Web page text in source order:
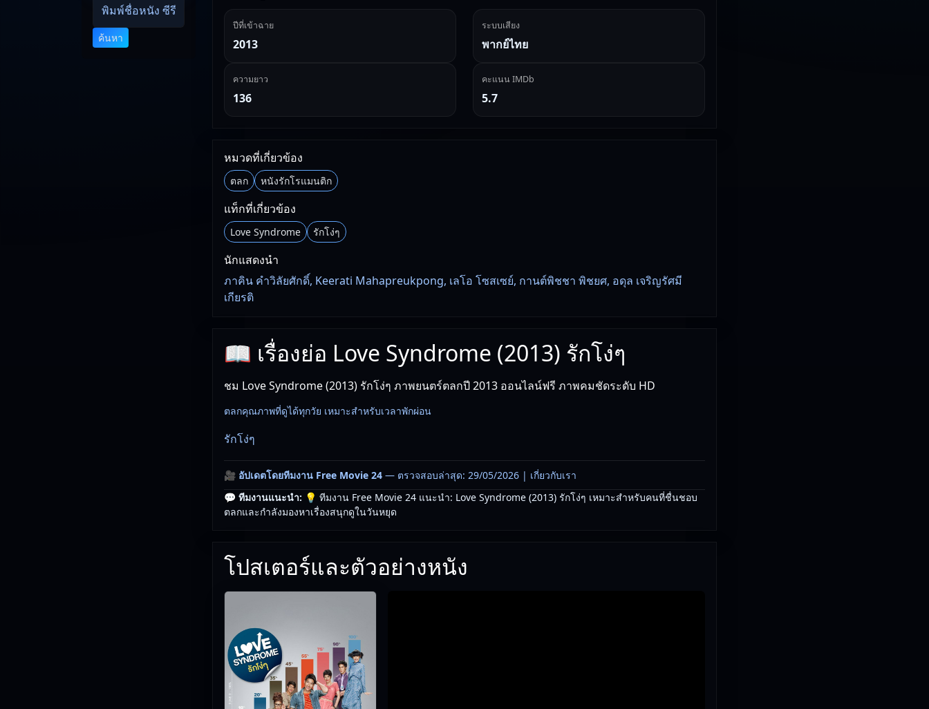
ค้นหา
ปีที่เข้าฉาย
2013
ระบบเสียง
พากย์ไทย
ความยาว
136
คะแนน IMDb
5.7
หมวดที่เกี่ยวข้อง
ตลก หนังรักโรแมนติก
แท็กที่เกี่ยวข้อง
Love Syndrome รักโง่ๆ
นักแสดงนำ
ภาคิน คำวิลัยศักดิ์, Keerati Mahapreukpong, เลโอ โซสเซย์, กานต์พิชชา พิชยศ, อดุล เจริญรัศมี
เกียรติ
📖 เรื่องย่อ Love Syndrome (2013) รักโง่ๆ
ชม Love Syndrome (2013) รักโง่ๆ ภาพยนตร์ตลกปี 2013 ออนไลน์ฟรี ภาพคมชัดระดับ HD
ตลกคุณภาพที่ดูได้ทุกวัย เหมาะสำหรับเวลาพักผ่อน
รักโง่ๆ
🎥 อัปเดตโดยทีมงาน Free Movie 24— ตรวจสอบล่าสุด: 29/05/2026 | เกี่ยวกับเรา
💬 ทีมงานแนะนำ: 💡 ทีมงาน Free Movie 24 แนะนำ: Love Syndrome (2013) รักโง่ๆ เหมาะสำหรับคนที่ชื่นชอบ
ตลกและกำลังมองหาเรื่องสนุกดูในวันหยุด
โปสเตอร์และตัวอย่างหนัง